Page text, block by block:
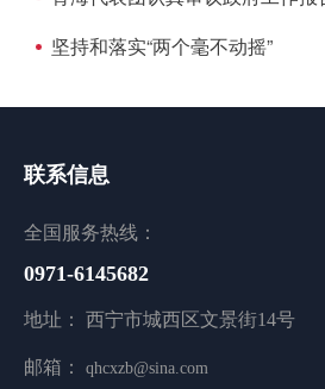
坚持和落实“两个毫不动摇”
联系信息
全国服务热线：
0971-6145682
地址： 西宁市城西区文景街14号
邮箱： qhcxzb@sina.com